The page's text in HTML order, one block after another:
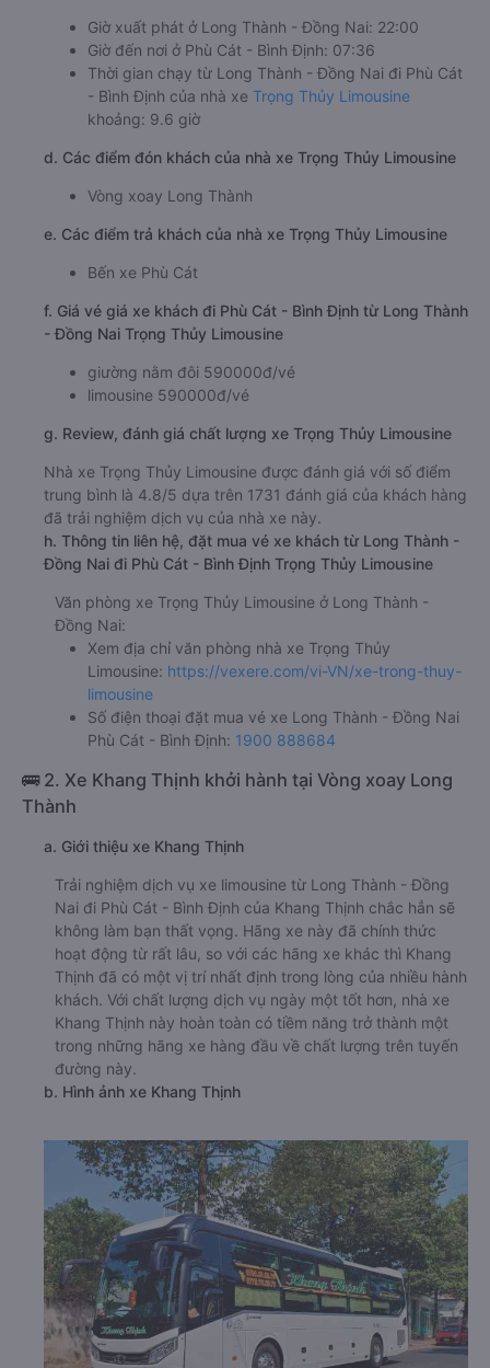
Giờ xuất phát ở Long Thành - Đồng Nai: 22:00
Giờ đến nơi ở Phù Cát - Bình Định: 07:36
Thời gian chạy từ Long Thành - Đồng Nai đi Phù Cát
- Bình Định của nhà xe Trọng Thủy Limousine
khoảng: 9.6 giờ
d. Các điểm đón khách của nhà xe Trọng Thủy Limousine
Vòng xoay Long Thành
e. Các điểm trả khách của nhà xe Trọng Thủy Limousine
Bến xe Phù Cát
f. Giá vé giá xe khách đi Phù Cát - Bình Định từ Long Thành
- Đồng Nai Trọng Thủy Limousine
giường nằm đôi 590000đ/vé
limousine 590000đ/vé
g. Review, đánh giá chất lượng xe Trọng Thủy Limousine
Nhà xe Trọng Thủy Limousine được đánh giá với số điểm
trung bình là 4.8/5 dựa trên 1731 đánh giá của khách hàng
đã trải nghiệm dịch vụ của nhà xe này.
h. Thông tin liên hệ, đặt mua vé xe khách từ Long Thành -
Đồng Nai đi Phù Cát - Bình Định Trọng Thủy Limousine
Văn phòng xe Trọng Thủy Limousine ở Long Thành -
Đồng Nai:
Xem địa chỉ văn phòng nhà xe Trọng Thủy
Limousine: https://vexere.com/vi-VN/xe-trong-thuy-
limousine
Số điện thoại đặt mua vé xe Long Thành - Đồng Nai
Phù Cát - Bình Định: 1900 888684
🚌 2. Xe Khang Thịnh khởi hành tại Vòng xoay Long
Thành
a. Giới thiệu xe Khang Thịnh
Trải nghiệm dịch vụ xe limousine từ Long Thành - Đồng
Nai đi Phù Cát - Bình Định của Khang Thịnh chắc hẳn sẽ
không làm bạn thất vọng. Hãng xe này đã chính thức
hoạt động từ rất lâu, so với các hãng xe khác thì Khang
Thịnh đã có một vị trí nhất định trong lòng của nhiều hành
khách. Với chất lượng dịch vụ ngày một tốt hơn, nhà xe
Khang Thịnh này hoàn toàn có tiềm năng trở thành một
trong những hãng xe hàng đầu về chất lượng trên tuyến
đường này.
b. Hình ảnh xe Khang Thịnh